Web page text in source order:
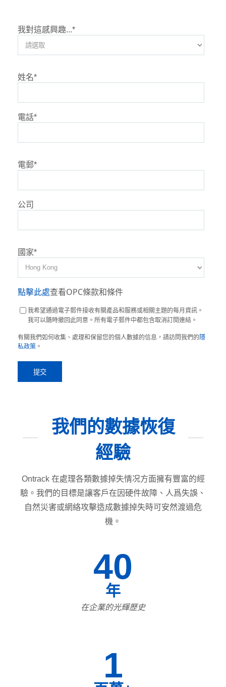
我對這感興趣...*
姓名*
電話*
電郵*
公司
國家*
點擊此處查看OPC條款和條件
我希望通過電子郵件接收有關產品和服務或相關主題的每月資訊。
我可以隨時撤回此同意。所有電子郵件中都包含取消訂閱連結。
有關我們如何收集、處理和保留您的個人數據的信息，請訪問我們的 隱
私政策 。
我們的數據恢復
經驗
Ontrack 在處理各類數據掉失情况方面擁有豐富的經
驗。我們的目標是讓客戶在因硬件故障、人爲失誤、
自然災害或網絡攻擊造成數據掉失時可安然渡過危
機。
40
年
在企業的光輝歷史
1